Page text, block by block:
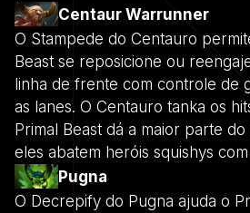
Centaur Warrunner
O Stampede do Centauro
Beast se reposicione ou
linha de frente com controle de
as lanes. O Centauro tanka os
Primal Beast dá a maior parte
eles abatem heróis squishys
Pugna
O Decrepify do Pugna ajuda o